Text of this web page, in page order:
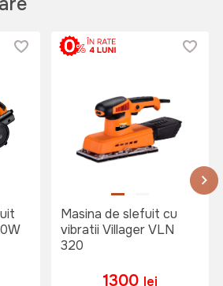
protectie transparenti
(Industrial)
455400
de protectie VBT 17
Masina de slefuit cu
vibratii Villager VLN
320
1300 lei